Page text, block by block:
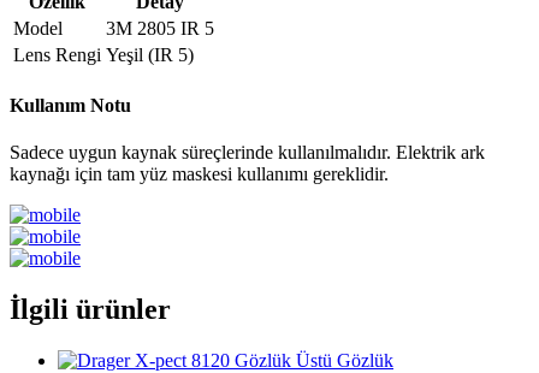
Model
3M 2805 IR 5
Lens Rengi Yeşil (IR 5)
Kullanım Notu
Sadece uygun kaynak süreçlerinde kullanılmalıdır. Elektrik ark
kaynağı için tam yüz maskesi kullanımı gereklidir.
İlgili ürünler